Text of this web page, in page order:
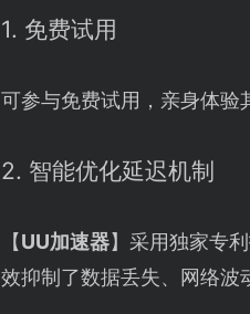
1. 免费试用
可参与免费试用，亲身体验
2. 智能优化延迟机制
【UU加速器】采用独家专
效抑制了数据丢失、网络波